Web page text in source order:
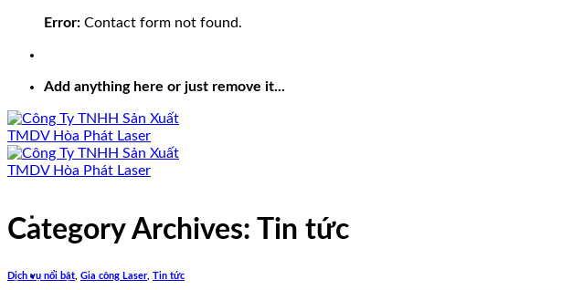
Error: Contact form not found.
Add anything here or just remove it...
Category Archives: Tin tức
Dịch vụ nổi bật Gia công Laser Tin tức